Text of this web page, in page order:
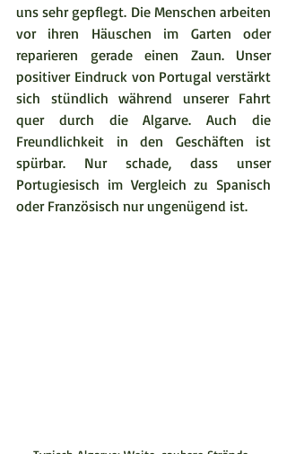
uns sehr gepflegt. Die Menschen arbeiten
vor ihren Häuschen im Garten oder
reparieren gerade einen Zaun. Unser
positiver Eindruck von Portugal verstärkt
sich stündlich während unserer Fahrt
quer durch die Algarve. Auch die
Freundlichkeit in den Geschäften ist
spürbar. Nur schade, dass unser
Portugiesisch im Vergleich zu Spanisch
oder Französisch nur ungenügend ist.